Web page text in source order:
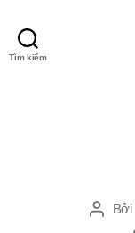
Tìm kiếm
TácBởi